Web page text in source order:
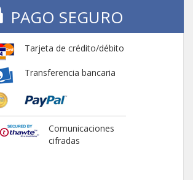
PAGO SEGURO
Tarjeta de crédito/débito
Transferencia bancaria
Comunicaciones
cifradas